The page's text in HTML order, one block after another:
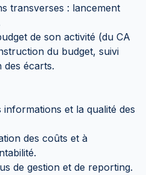
transverses : lancement
de son activité (du CA
du budget, suivi
des écarts.
et la qualité des
des coûts et à
de gestion et de reporting.